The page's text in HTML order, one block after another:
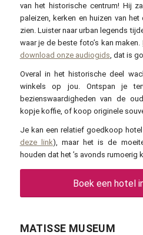
van het historische centrum! Hij
paleizen, kerken en huizen van
zien. Luister naar urban legends
waar je de beste foto’s kan maken.
download onze audiogids , dat is
Overal in het historische deel
winkels op jou. Ontspan je
bezienswaardigheden van de
kopje koffie, of koop originele
Je kan een relatief goedkoop
deze link), maar het is de
houden dat het ’s avonds rumoerig
Boek een hotel
MATISSE MUSEUM